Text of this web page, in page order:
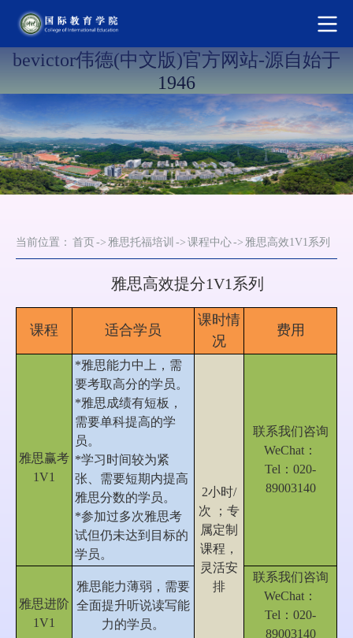
bevictor伟德(中文版)官方网站-源自始于
1946
当前位置： 首页 -> 雅思托福培训 -> 课程中心-> 雅思高效1V1系列
雅思高效提分1V1系列
课程 适合学员
课时情
况
费用
雅思赢考
1V1
*雅思能力中上，需
要考取高分的学员。
*雅思成绩有短板，
需要单科提高的学
员。
*学习时间较为紧
张、需要短期内提高
雅思分数的学员。
*参加过多次雅思考
试但仍未达到目标的
学员。
2小时/
次 ；专
属定制
课程，
灵活安
排
联系我们咨询
WeChat：
Tel：020-
89003140
雅思进阶
1V1
雅思能力薄弱 ，需要
全面提升听说读写能
力的学员。
联系我们咨询
WeChat：
Tel：020-
89003140